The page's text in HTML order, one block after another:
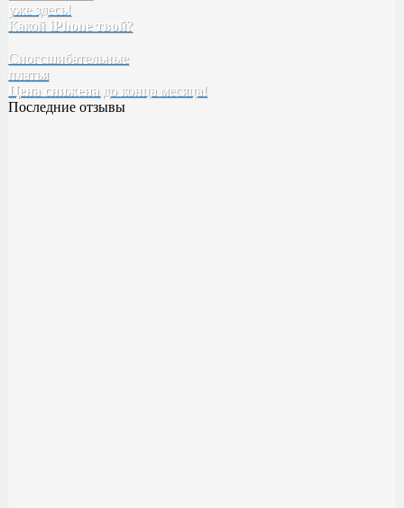
SELECTIVE
Karseell
EPICA
уже здесь!
Какой iPhone твой?
Сногсшибательные
платья
Цена снижена до конца месяца!
Последние отзывы